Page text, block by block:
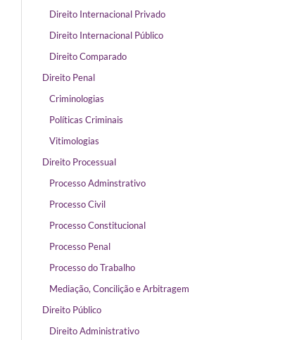
Direito Internacional Privado
Direito Internacional Público
Direito Comparado
Direito Penal
Criminologias
Políticas Criminais
Vitimologias
Direito Processual
Processo Adminstrativo
Processo Civil
Processo Constitucional
Processo Penal
Processo do Trabalho
Mediação, Concilição e Arbitragem
Direito Público
Direito Administrativo